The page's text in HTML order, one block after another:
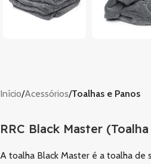
Início Acessórios Toalhas e Panos
RRC Black Master
A toalha Black Master é a toalha de